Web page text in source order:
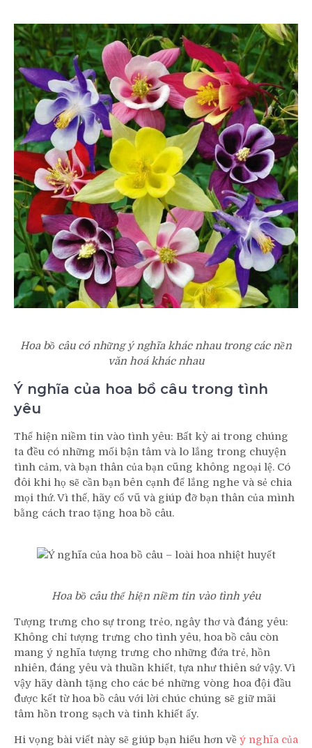
Hoa bồ câu có những ý nghĩa khác nhau trong các nền
văn hoá khác nhau
Ý nghĩa của hoa bồ câu trong tình
yêu
Thể hiện niềm tin vào tình yêu: Bất kỳ ai trong chúng
ta đều có những mối bận tâm và lo lắng trong chuyện
tình cảm, và bạn thân của bạn cũng không ngoại lệ. Có
đôi khi họ sẽ cần bạn bên cạnh để lắng nghe và sẻ chia
mọi thứ. Vì thế, hãy cổ vũ và giúp đỡ bạn thân của mình
bằng cách trao tặng hoa bồ câu.
Hoa bồ câu thể hiện niềm tin vào tình yêu
Tượng trưng cho sự trong trẻo, ngây thơ và đáng yêu:
Không chỉ tượng trưng cho tình yêu, hoa bồ câu còn
mang ý nghĩa tượng trưng cho những đứa trẻ, hồn
nhiên, đáng yêu và thuần khiết, tựa như thiên sứ vậy. Vì
vậy hãy dành tặng cho các bé những vòng hoa đội đầu
được kết từ hoa bồ câu với lời chúc chúng sẽ giữ mãi
tâm hồn trong sạch và tinh khiết ấy.
Hi vọng bài viết này sẽ giúp bạn hiểu hơn về ý nghĩa của